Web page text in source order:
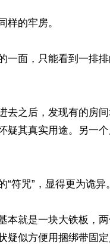
样的牢房。
一面，只能看到一排
去之后，发现有的房
疑其真实用途。另一
符咒”，显得更为诡异。
本就是一块大铁板，
似方便用捆绑带固定